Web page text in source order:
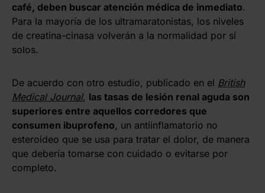
café, deben buscar atención médica de inmediato.
Para la mayoría de los ultramaratonistas, los niveles
de creatina-cinasa volverán a la normalidad por sí
solos.
De acuerdo con otro estudio, publicado en el British
Medical Journal, las tasas de lesión renal aguda son
superiores entre aquellos corredores que
consumen ibuprofeno, un antiinflamatorio no
esteroideo que se usa para tratar el dolor, de manera
que debería tomarse con cuidado o evitarse por
completo.